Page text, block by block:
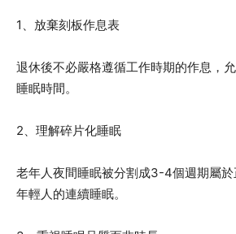
1、放棄刻板作息表
退休後不必嚴格遵循工作時期的作息，
睡眠時間。
2、理解碎片化睡眠
老年人夜間睡眠被分割成3-4個週期屬
年輕人的連續睡眠。